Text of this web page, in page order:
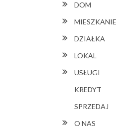
DOM
MIESZKANIE
DZIAŁKA
LOKAL
USŁUGI
KREDYT
SPRZEDAJ
O NAS